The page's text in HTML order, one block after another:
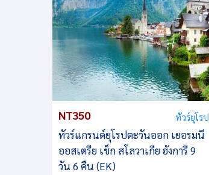
NT350 ทัวร์ยุโรป
ทัวร์แกรนด์ยุโรปตะวันออก เยอรมนี
ออสเตรีย เช็ก สโลวาเกีย ฮังการี 9
วัน 6 คืน (EK)